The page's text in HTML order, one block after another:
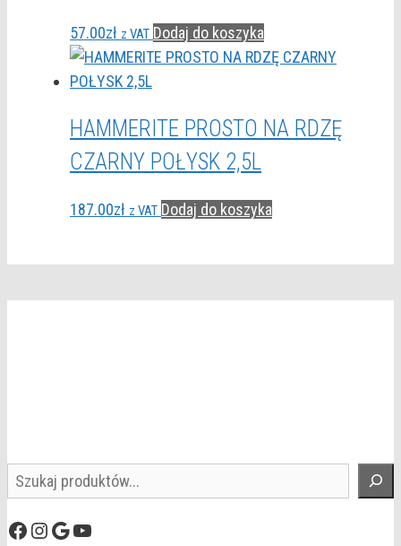
57.00zł z VAT Dodaj do koszyka
HAMMERITE PROSTO NA RDZĘ
CZARNY POŁYSK 2,5L
187.00zł z VAT Dodaj do koszyka
Szukaj
Facebook
Instagram
GoogleYouTube